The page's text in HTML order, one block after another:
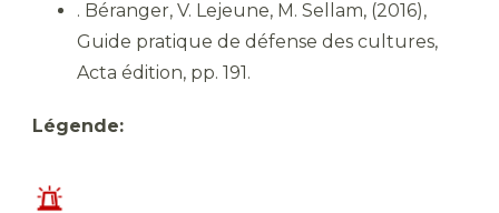
. Béranger, V. Lejeune, M. Sellam, (2016),
Guide pratique de défense des cultures,
Acta édition, pp. 191.
Légende: